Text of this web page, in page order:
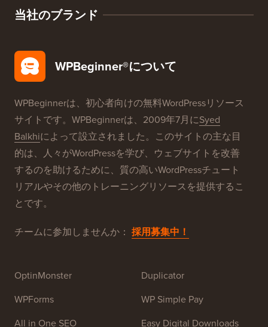
当社のブランド
WPBeginner®について
WPBeginnerは、初心者向けの無料WordPressリソース
サイトです。WPBeginnerは、2009年7月にSyed
Balkhiによって設立されました。このサイトの主な目
的は、人々がWordPressを学び、ウェブサイトを改善
するのを助けるために、質の高いWordPressチュート
リアルやその他のトレーニングリソースを提供するこ
とです。
チームに参加しませんか： 採用募集中！
OptinMonster
WPForms
All in One SEO
Duplicator
WP Simple Pay
Easy Digital Downloads